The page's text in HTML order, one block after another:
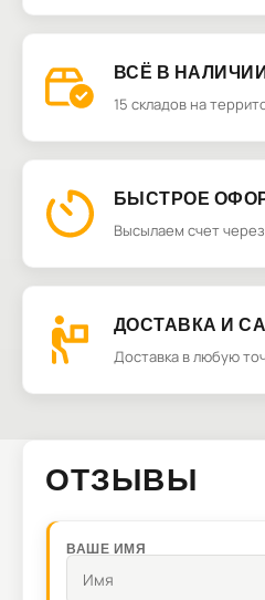
ВСЁ В
15 складов на
БЫСТРОЕ
Высылаем счет
ДОСТАВКА И
Доставка в любую
ОТЗЫВЫ
ВАШЕ ИМЯ